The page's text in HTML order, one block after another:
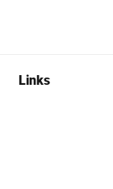
Links